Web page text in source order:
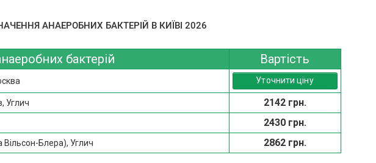
АНАЕРОБНИХ БАКТЕРІЙ В КИЇВІ 2026
бактерій Вартість
Уточнити ціну
Углич 2142 грн.
2430 грн.
Блера), Углич 2862 грн.